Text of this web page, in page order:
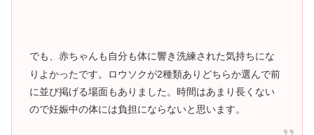
でも、赤ちゃんも自分も体に響き洗練された気持ちにな
りよかったです。ロウソクが2種類ありどちらか選んで前
に並び掲げる場面もありました。時間はあまり長くない
ので妊娠中の体には負担にならないと思います。